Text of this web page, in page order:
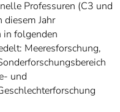
Professuren (C3 und
diesem Jahr
in folgenden
Meeresforschung,
und